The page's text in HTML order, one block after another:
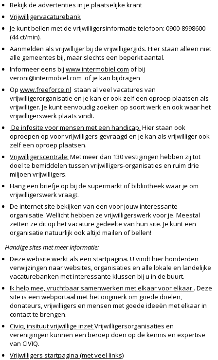
Bekijk de advertenties in je plaatselijke krant
Vrijwilligervacaturebank
Je kunt bellen met de vrijwilligersinformatie telefoon: 0900-8998600
(44 ct/min).
Aanmelden als vrijwilliger bij de vrijwilligergids. Hier staan alleen niet
alle gemeentes bij, maar slechts een beperkt aantal.
Informeer eens bij www.intermobiel.com of bij
veroni@intermobiel.com of je kan bijdragen
Op www.freeforce.nl staan al veel vacatures van
vrijwilligerorganisatie en je kan er ook zelf een oproep plaatsen als
vrijwilliger. Je kunt eenvoudig zoeken op soort werk en ook waar het
vrijwilligerswerk plaats vindt.
De infosite voor mensen met een handicap. Hier staan ook
oproepen op voor vrijwilligers gevraagd en je kan als vrijwilliger ook
zelf een oproep plaatsen.
Vrijwilligerscentrale: Met meer dan 130 vestigingen hebben zij tot
doel te bemiddelen tussen vrijwilligers-organisaties en ruim drie
miljoen vrijwilligers.
Hang een briefje op bij de supermarkt of bibliotheek waar je om
vrijwilligerswerk vraagt.
De internet site bekijken van een voor jouw interessante
organisatie. Wellicht hebben ze vrijwilligerswerk voor je. Meestal
zetten ze dit op het vacature gedeelte van hun site. Je kunt een
organisatie natuurlijk ook altijd mailen of bellen!
Handige sites met meer informatie:
Deze website werkt als een startpagina. U vindt hier honderden
verwijzingen naar websites, organisaties en alle lokale en landelijke
vacaturebanken met interessante klussen bij u in de buurt.
Ik help mee, vruchtbaar samenwerken met elkaar voor elkaar . Deze
site is een webportaal met het oogmerk om goede doelen,
donateurs, vrijwilligers en mensen met goede ideeën met elkaar in
contact te brengen.
Civiq, insituut vrijwillige inzetVrijwilligersorganisaties en
verenigingen kunnen een beroep doen op de kennis en expertise
van CIVIQ.
Vrijwilligers startpagina (met veel links)